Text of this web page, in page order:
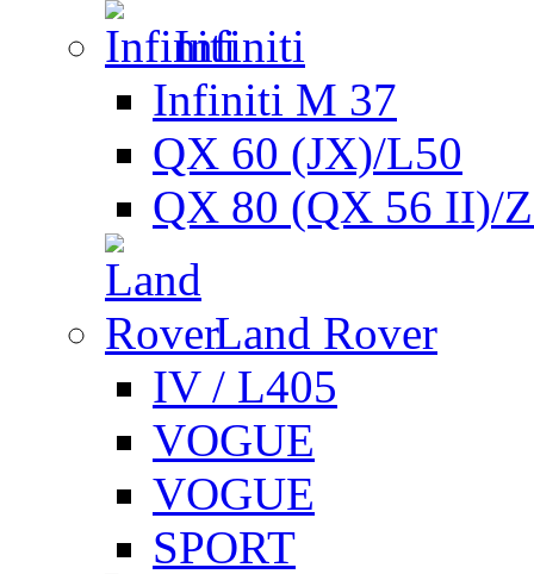
Infiniti
Infiniti M 37
QX 60 (JX)/L50
QX 80 (QX 56 II)/
Land Rover
IV / L405
VOGUE
VOGUE
SPORT